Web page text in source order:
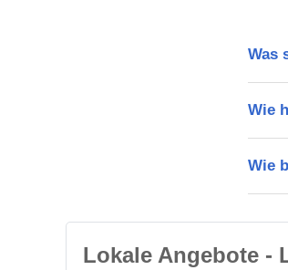
Was
Wie
Wie
Lokale Angebote -